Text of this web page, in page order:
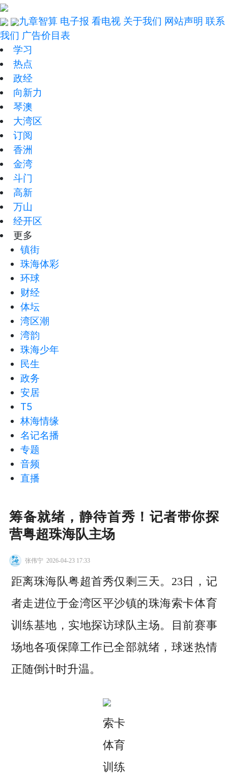
九章智算 电子报 看电视 关于我们 网站声明 联系
我们 广告价目表
学习
热点
政经
向新力
琴澳
大湾区
订阅
香洲
金湾
斗门
高新
万山
经开区
更多
镇街
珠海体彩
环球
财经
体坛
湾区潮
湾韵
珠海少年
民生
政务
安居
T5
林海情缘
名记名播
专题
音频
直播
筹备就绪，静待首秀！记者带你探
营粤超珠海队主场
张伟宁 2026-04-23 17:33
距离珠海队粤超首秀仅剩三天。23日，记
者走进位于金湾区平沙镇的珠海索卡体育
训练基地，实地探访球队主场。目前赛事
场地各项保障工作已全部就绪，球迷热情
正随倒计时升温。
索卡
体育
训练